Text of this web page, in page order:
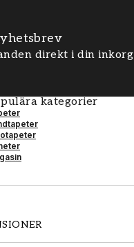
direkt i din inkorg
kategorier